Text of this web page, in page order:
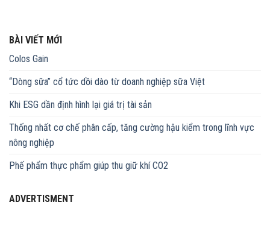
BÀI VIẾT MỚI
Colos Gain
“Dòng sữa” cổ tức dồi dào từ doanh nghiệp sữa Việt
Khi ESG dần định hình lại giá trị tài sản
Thống nhất cơ chế phân cấp, tăng cường hậu kiểm trong lĩnh vực
nông nghiệp
Phế phẩm thực phẩm giúp thu giữ khí CO2
ADVERTISMENT